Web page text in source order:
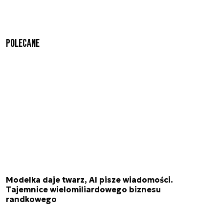
Polecane
Modelka daje twarz, AI pisze wiadomości.
Tajemnice wielomiliardowego biznesu
randkowego